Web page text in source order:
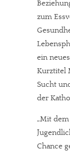
zum
ein
Kurztitel
Sucht
der
„Mit
Chance